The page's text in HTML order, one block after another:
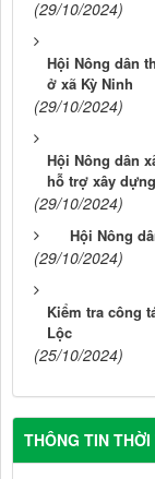
(29/10/2024)
Hội Nông dân
ở xã Kỳ Ninh
(29/10/2024)
Hội Nông dân
hỗ trợ xây
(29/10/2024)
Hội Nông
(29/10/2024)
Kiểm tra công
Lộc
(25/10/2024)
THÔNG TIN